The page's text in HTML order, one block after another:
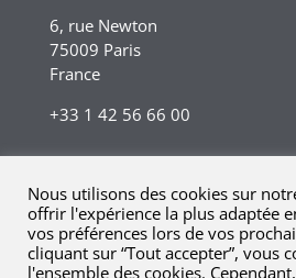
6, rue Newton
75009 Paris
France
+33 1 42 56 66 00
Nous utilisons des cookies sur
offrir l'expérience la plus adaptée
vos préférences lors de vos
cliquant sur “Tout accepter”, vous
l'ensemble des cookies.